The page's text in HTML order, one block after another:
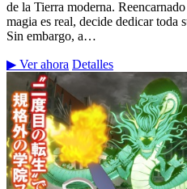
de la Tierra moderna.
magia es real, decide dedicar toda
Sin embargo, a…
▶ Ver ahora Detalles